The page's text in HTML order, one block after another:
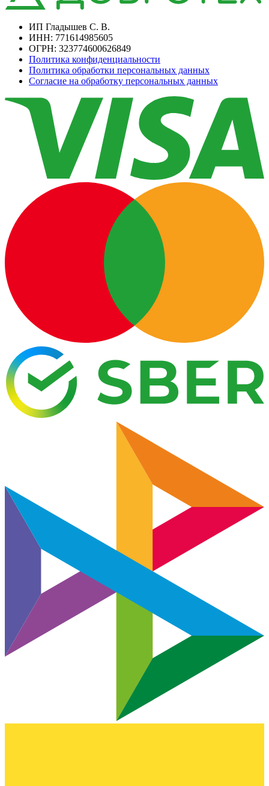
ИП Гладышев С. В.
ИНН: 771614985605
ОГРН: 323774600626849
Политика конфиденциальности
Политика обработки персональных данных
Согласие на обработку персональных данных